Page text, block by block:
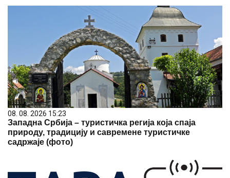
08. 08. 2026 15:23
Западна Србија – туристичка регија која спаја
природу, традицију и савремене туристичке
садржаје (фото)